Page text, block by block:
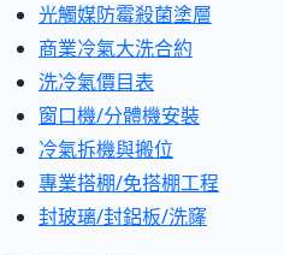
光觸媒防霉殺菌塗層
商業冷氣大洗合約
洗冷氣價目表
窗口機/分體機安裝
冷氣拆機與搬位
專業搭棚/免搭棚工程
封玻璃/封鋁板/洗窿